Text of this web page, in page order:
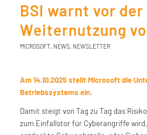
BSI warnt vor der
Weiternutzung
MICROSOFT, NEWS, NEWSLETTER
Am 14.10.2025 stellt Microsoft die
Betriebssystems ein.
Damit steigt von Tag zu Tag das
zum Einfallstor für Cyberangriffe